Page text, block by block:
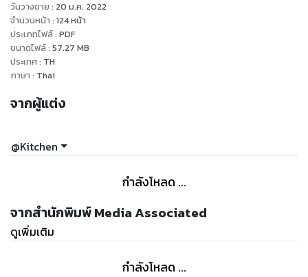
วันวางขาย : 20 ม.ค. 2022
จำนวนหน้า : 124หน้า
ประเภทไฟล์: PDF
ขนาดไฟล์: 57.27 MB
ประเทศ: TH
ภาษา : Thai
จากผู้แต่ง
@Kitchen
กำลังโหลด ...
จากสำนักพิมพ์ Media Associated
ดูเพิ่มเติม
กำลังโหลด ...